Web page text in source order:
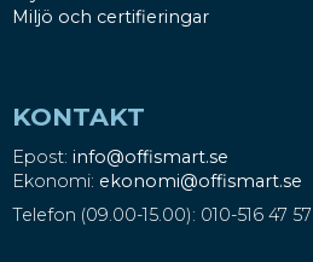
Miljö och certifieringar
KONTAKT
Epost: info@offismart.se
Ekonomi: ekonomi@offismart.se
Telefon (09.00-15.00): 010-516 47 57